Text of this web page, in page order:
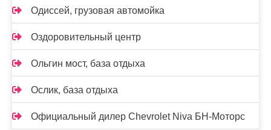
Одиссей, грузовая автомойка
Оздоровительный центр
Ольгин мост, база отдыха
Ослик, база отдыха
Официальный дилер Chevrolet Niva БН-Моторс